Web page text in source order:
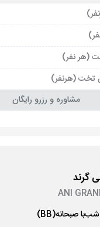
(هر نفر)
تخت (هرنفر)
مشاوره و رزرو رایگان
گرند
ANI
با صبحانه(BB)